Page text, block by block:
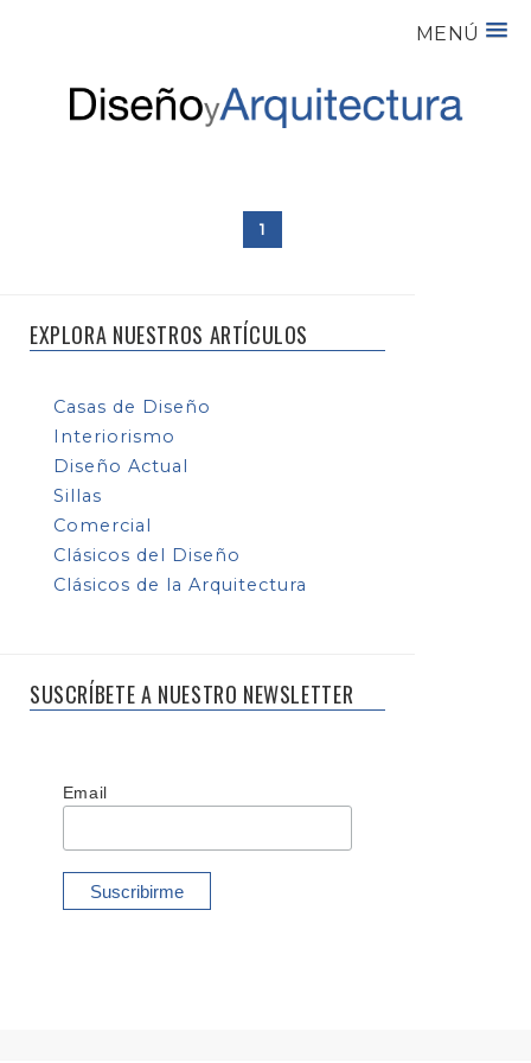
MENÚ
1
EXPLORA NUESTROS ARTÍCULOS
Casas de Diseño
Interiorismo
Diseño Actual
Sillas
Comercial
Clásicos del Diseño
Clásicos de la Arquitectura
SUSCRÍBETE A NUESTRO NEWSLETTER
Email